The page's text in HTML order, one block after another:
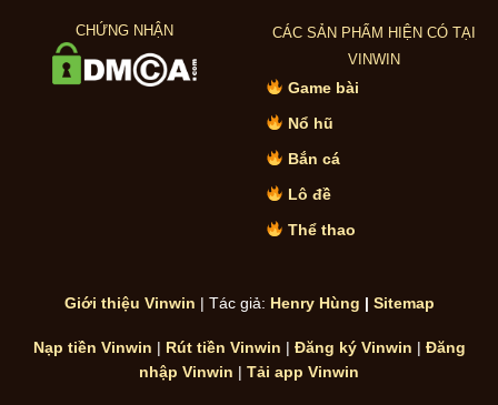
CHỨNG NHẬN
CÁC SẢN PHẨM HIỆN CÓ TẠI
VINWIN
Game bài
Nổ hũ
Bắn cá
Lô đề
Thể thao
Giới thiệu Vinwin | Tác giả: Henry Hùng | Sitemap
Nạp tiền Vinwin | Rút tiền Vinwin | Đăng ký Vinwin | Đăng
nhập Vinwin | Tải app Vinwin